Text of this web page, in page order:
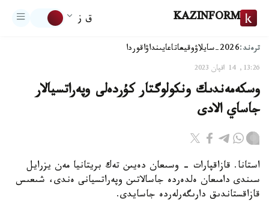
KAZINFORM ق ز
ترەند:2026-سايلاۋ وقيعاتاعايىنداۋاقوردا
13:26, 14 اقپان 2023
وسكەمەندىك ونكولوگتار كۇردەلى وپەراتسيالار
جاساي الادى
استانا. قازاقپارات - وسىعان دەيىن تەك بريتانيا مەن يزرايل
سىندى دامىعان ەلدەردە جاسالاتىن وپەراتسيانى ەندى، شىعىس
قازاقستاندىق دارىگەرلەردە جاسايدى.